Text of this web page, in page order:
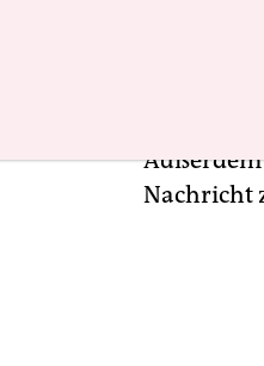
Produkt
Nachricht